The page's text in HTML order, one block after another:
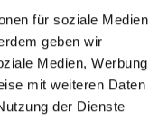
für soziale Medien
geben wir
Medien, Werbung
mit weiteren Daten
der Dienste
Login